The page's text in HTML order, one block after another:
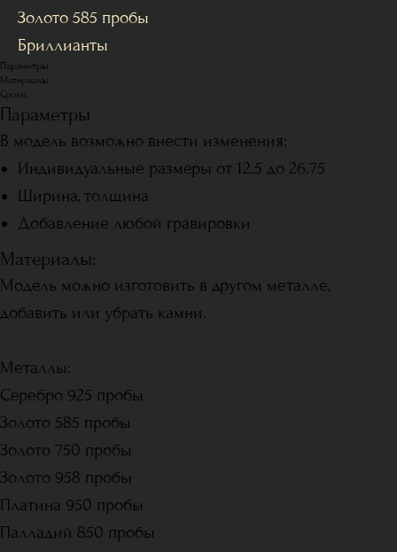
Золото 585 пробы
Бриллианты
Параметры
Материалы:
Сроки:
Параметры
В модель возможно внести изменения:
Индивидуальные размеры от 12.5 до 26.75
Ширина, толщина
Добавление любой гравировки
Материалы:
Модель можно изготовить в другом металле,
добавить или убрать камни.
Металлы:
Серебро 925 пробы
Золото 585 пробы
Золото 750 пробы
Золото 958 пробы
Платина 950 пробы
Палладий 850 пробы